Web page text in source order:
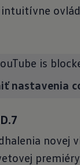
intuitívne
is
nastavenia
novej